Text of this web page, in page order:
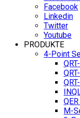
Facebook
Linkedin
Twitter
Youtube
PRODUKTE
4-Point
M-